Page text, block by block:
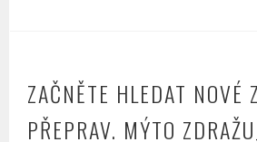
ZAČNĚTE HLEDAT NOVÉ
PŘEPRAV. MÝTO